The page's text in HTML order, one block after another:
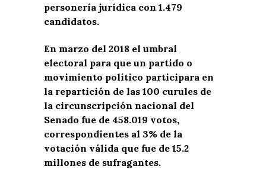
personería jurídica con 1.479
candidatos.
En marzo del 2018 el umbral
electoral para que un partido o
movimiento político participara en
la repartición de las 100 curules de
la circunscripción nacional del
Senado fue de 458.019 votos,
correspondientes al 3% de la
votación válida que fue de 15.2
millones de sufragantes.